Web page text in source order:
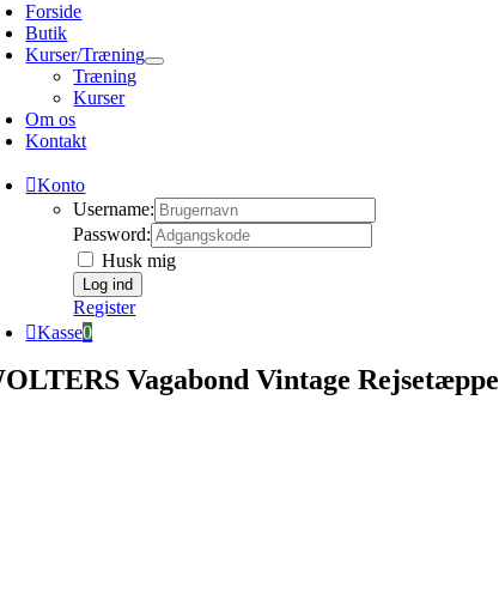
Forside
Butik
Kurser/Træning
Træning
Kurser
Om os
Kontakt
Konto
Username:
Password:
Husk mig
Register
Kasse0
Vagabond Vintage Rejsetæppe